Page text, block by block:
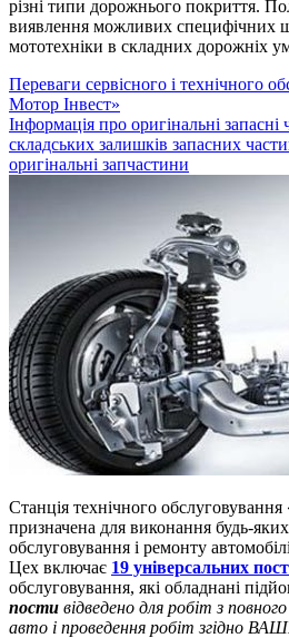
різні типи дорожнього покриття.
виявлення можливих специфічних
мототехніки в складних дорожніх
Переваги сервісного і технічного
Мотор Інвест»
Інформація про оригінальні запасні
складських залишків запасних
оригінальні запчастини
Станція технічного
призначена для виконання будь-
обслуговування і ремонту
Цех включає 19 універсальних
обслуговування, які обладнані
пости відведено для робіт з
авто і проведення робіт згідно